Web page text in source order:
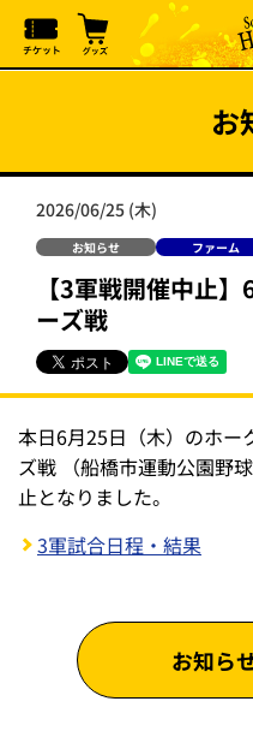
お
2026/06/25 (木)
お知らせ ファーム
【3軍戦開催中止
ーズ戦
本日6月25日（木）のホー
ズ戦 （船橋市運動公園野
止となりました。
3軍試合日程・結果
お知ら